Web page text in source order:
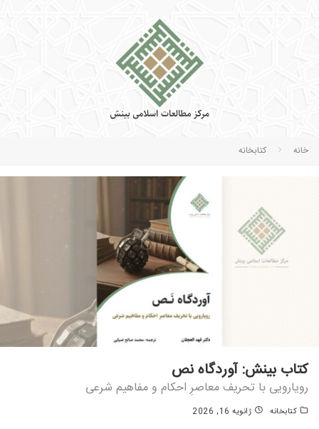
خانه كتابخانه
کتاب بینش: آوردگاه نص
رویارویی با تحریف معاصرِ احکام و مفاهیم شرعی
كتابخانه ژانویه 16, 2026